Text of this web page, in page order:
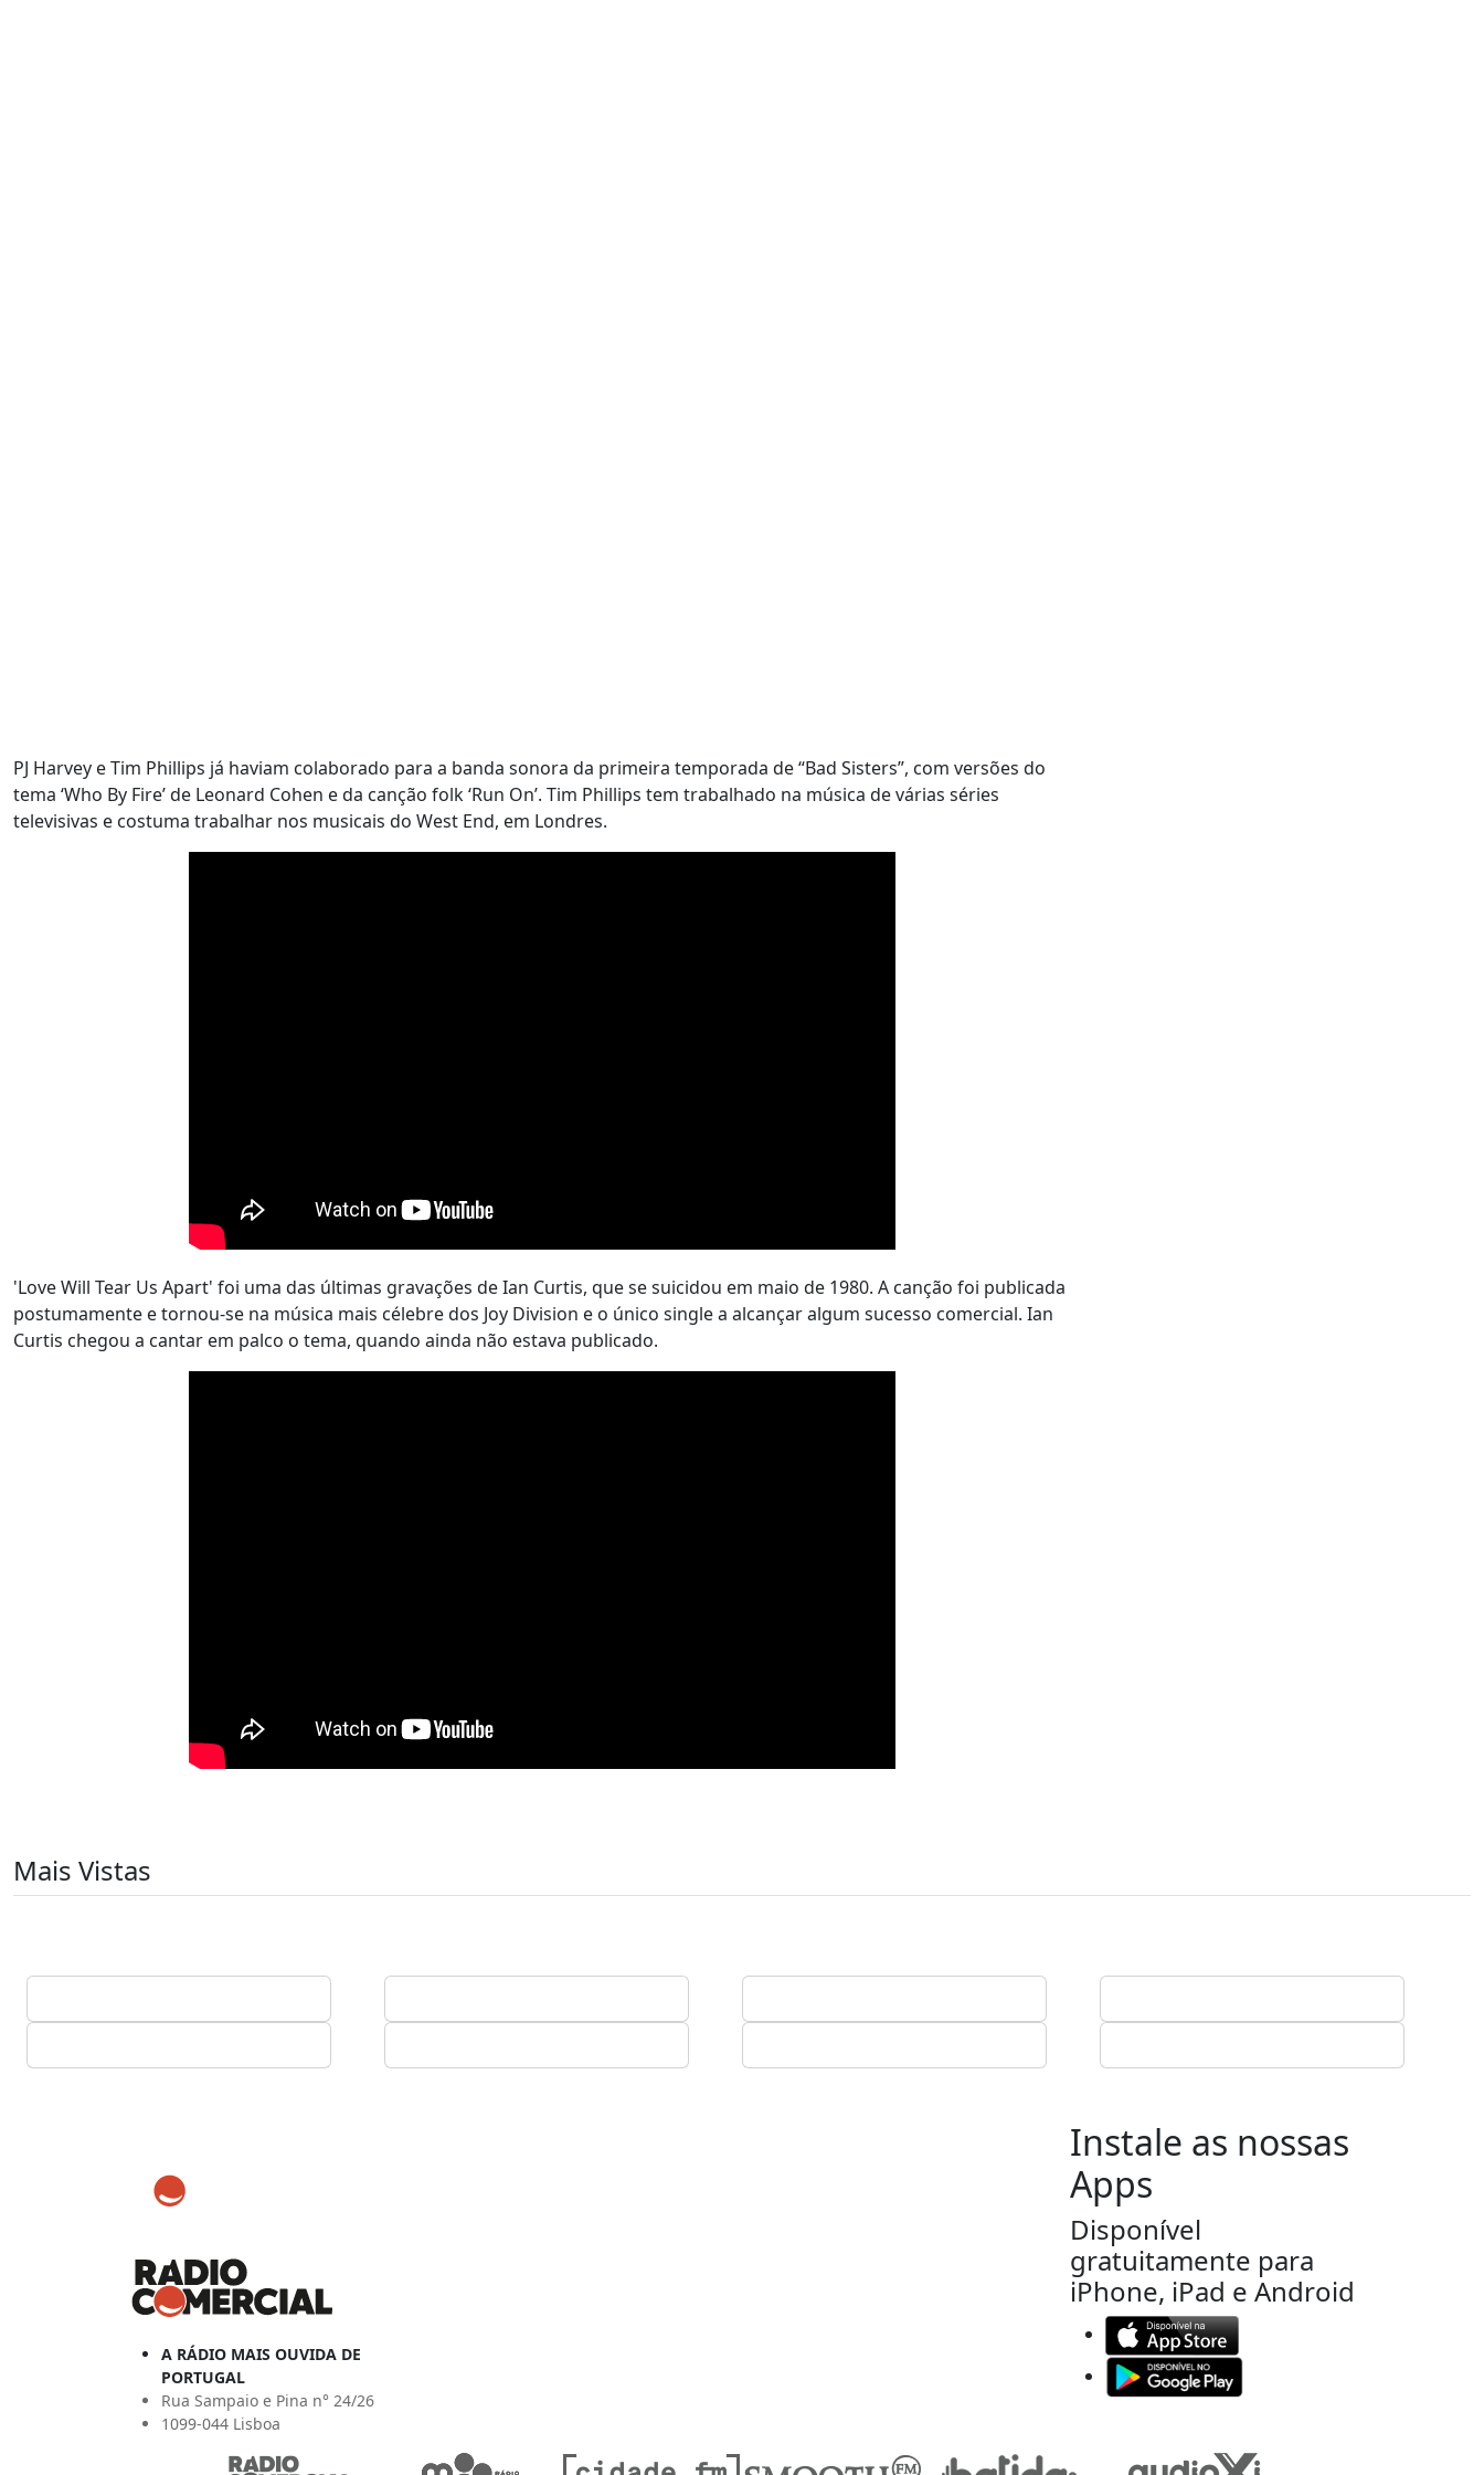
PJ Harvey e Tim Phillips já haviam colaborado para a banda sonora da primeira temporada de “Bad Sisters”, com versões do
tema ‘Who By Fire’ de Leonard Cohen e da canção folk ‘Run On’. Tim Phillips tem trabalhado na música de várias séries
televisivas e costuma trabalhar nos musicais do West End, em Londres.
'Love Will Tear Us Apart' foi uma das últimas gravações de Ian Curtis, que se suicidou em maio de 1980. A canção foi publicada
postumamente e tornou-se na música mais célebre dos Joy Division e o único single a alcançar algum sucesso comercial. Ian
Curtis chegou a cantar em palco o tema, quando ainda não estava publicado.
Mais Vistas
A RÁDIO MAIS OUVIDA DE
PORTUGAL
Rua Sampaio e Pina n° 24/26
1099-044 Lisboa
Instale as nossas
Apps
Disponível
gratuitamente para
iPhone, iPad e Android